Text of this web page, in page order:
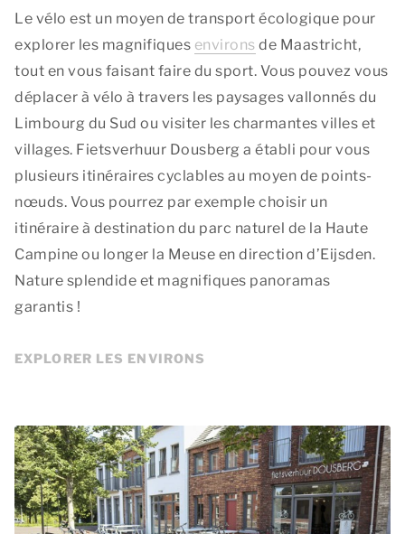
Le vélo est un moyen de transport écologique pour
explorer les magnifiques environs de Maastricht,
tout en vous faisant faire du sport. Vous pouvez vous
déplacer à vélo à travers les paysages vallonnés du
Limbourg du Sud ou visiter les charmantes villes et
villages. Fietsverhuur Dousberg a établi pour vous
plusieurs itinéraires cyclables au moyen de points-
nœuds. Vous pourrez par exemple choisir un
itinéraire à destination du parc naturel de la Haute
Campine ou longer la Meuse en direction d’Eijsden.
Nature splendide et magnifiques panoramas
garantis !
EXPLORER LES ENVIRONS